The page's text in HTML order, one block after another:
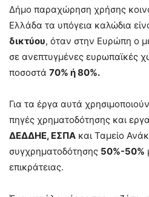
Δήμο παραχώρηση χρήσης
Ελλάδα τα υπόγεια καλώδια
δικτύου, όταν στην Ευρώπη ο
σε ανεπτυγμένες ευρωπαϊκές
ποσοστά 70% ή 80%.
Για τα έργα αυτά
πηγές χρηματοδότησης και
ΔΕΔΔΗΕ, ΕΣΠΑ και Ταμείο
συγχρηματοδότησης 50%-50%
επικράτειας.